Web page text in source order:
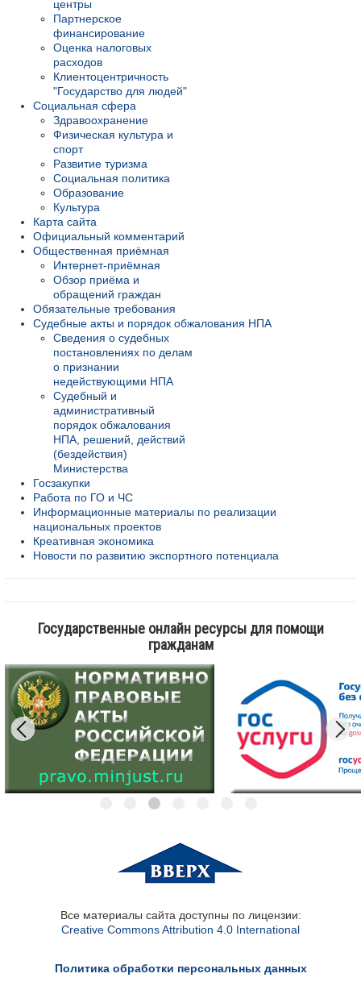
центры
Партнерское
финансирование
Оценка налоговых
расходов
Клиентоцентричность
"Государство для людей"
Социальная сфера
Здравоохранение
Физическая культура и
спорт
Развитие туризма
Социальная политика
Образование
Культура
Карта сайта
Официальный комментарий
Общественная приёмная
Интернет-приёмная
Обзор приёма и
обращений граждан
Обязательные требования
Судебные акты и порядок обжалования НПА
Сведения о судебных
постановлениях по делам
о признании
недействующими НПА
Судебный и
административный
порядок обжалования
НПА, решений, действий
(бездействия)
Министерства
Госзакупки
Работа по ГО и ЧС
Информационные материалы по реализации
национальных проектов
Креативная экономика
Новости по развитию экспортного потенциала
Государственные онлайн ресурсы для помощи
гражданам
Все материалы сайта доступны по лицензии:
Creative Commons Attribution 4.0 International
Политика обработки персональных данных